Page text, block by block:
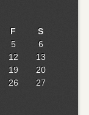
F
S
5
6
12
13
19
20
26
27